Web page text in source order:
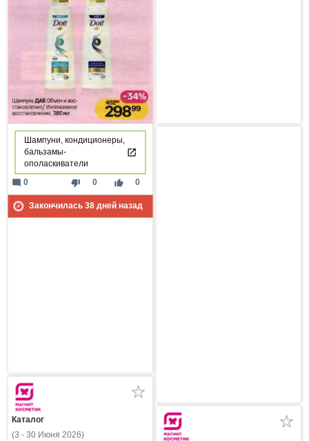
Шампуни, кондиционеры,
бальзамы-
ополаскиватели
thumb_down 0 thumb_up 0
mode_comment 0
Закончилась 38дней назад
Каталог
(3 - 30 Июня 2026)